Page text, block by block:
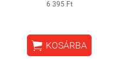
6 395 Ft
 KOSÁRBA